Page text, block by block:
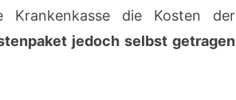
Krankenkasse die Kosten der
jedoch selbst getragen